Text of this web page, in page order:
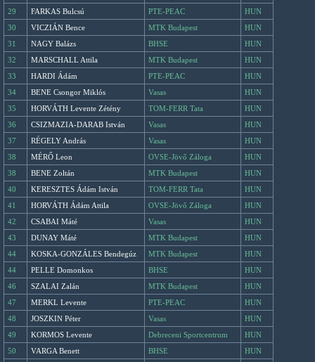
29
FARKAS Bulcsú PTE-PEAC
HUN
30
VICZIÁN Bence MTK Budapest
HUN
31
NAGY Balázs BHSE
HUN
32
MARSCHALL Attila MTK Budapest
HUN
33
HARDI Ádám PTE-PEAC
HUN
34
BENE Csongor Miklós Vasas
HUN
35
HORVÁTH Levente Zétény TOM-FERR Tata
HUN
36
CSIZMAZIA-DARAB István Vasas
HUN
37
RÉGELY András Vasas
HUN
38
MÉRŐ Leon OVSE-Jövő Záloga
HUN
38
BENE Zoltán MTK Budapest
HUN
40
KERESZTES Ádám István TOM-FERR Tata
HUN
41
HORVÁTH Ádám Attila OVSE-Jövő Záloga
HUN
42
CSABAI Máté Vasas
HUN
43
DUNAY Máté MTK Budapest
HUN
44
KOSKA-GONZÁLES Bendegúz MTK Budapest
HUN
44
PELLE Domonkos BHSE
HUN
46
SZALAI Zalán MTK Budapest
HUN
47
MERKL Levente PTE-PEAC
HUN
48
JOSZKIN Péter Vasas
HUN
49
KORMOS Levente Debreceni Sportcentrum
HUN
50
VARGA Benett BHSE
HUN